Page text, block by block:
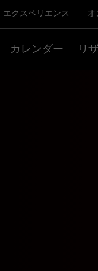
エクスペリエンス オ
カレンダー リ